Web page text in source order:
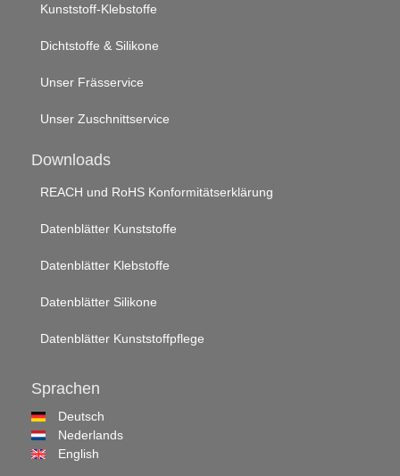
Kunststoff-Klebstoffe
Dichtstoffe & Silikone
Unser Frässervice
Unser Zuschnittservice
Downloads
REACH und RoHS Konformitätserklärung
Datenblätter Kunststoffe
Datenblätter Klebstoffe
Datenblätter Silikone
Datenblätter Kunststoffpflege
Sprachen
Deutsch
Nederlands
English